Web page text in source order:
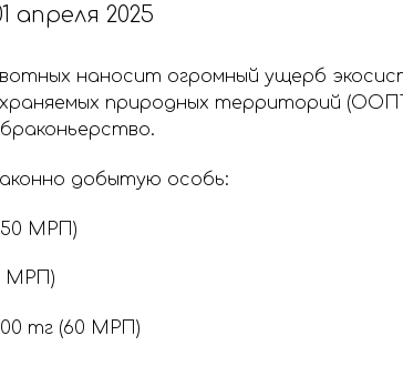
апреля 2025
наносит огромный ущерб
природных территорий
добытую особь:
МРП)
МРП)
тг (60 МРП)